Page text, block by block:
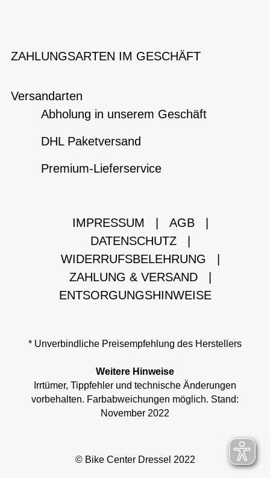
ZAHLUNGSARTEN IM GESCHÄFT
Versandarten
Abholung in unserem Geschäft
DHL Paketversand
Premium-Lieferservice
IMPRESSUM AGB
DATENSCHUTZ
WIDERRUFSBELEHRUNG
ZAHLUNG & VERSAND
ENTSORGUNGSHINWEISE
* Unverbindliche Preisempfehlung des Herstellers
Weitere Hinweise
Irrtümer, Tippfehler und technische Änderungen
vorbehalten. Farbabweichungen möglich. Stand:
November 2022
© Bike Center Dressel 2022